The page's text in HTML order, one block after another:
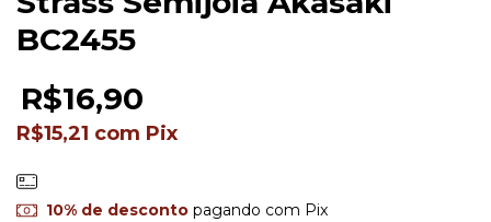
BC2455
R$16,90
R$15,21 com Pix
10% de descontopagando com Pix